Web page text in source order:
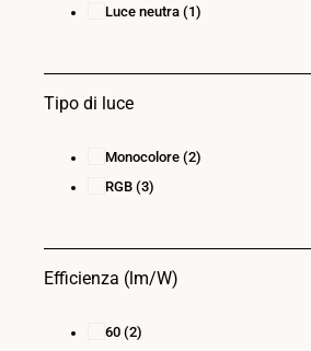
Luce neutra (1)
Tipo di luce
Monocolore (2)
RGB (3)
Efficienza (lm/W)
60 (2)